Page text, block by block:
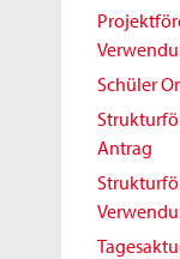
Schüler
Antrag